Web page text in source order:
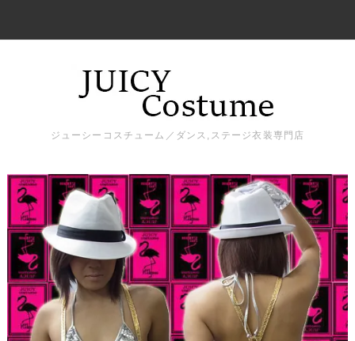
ジューシーコスチューム／ダンス,ステージ衣装専門店